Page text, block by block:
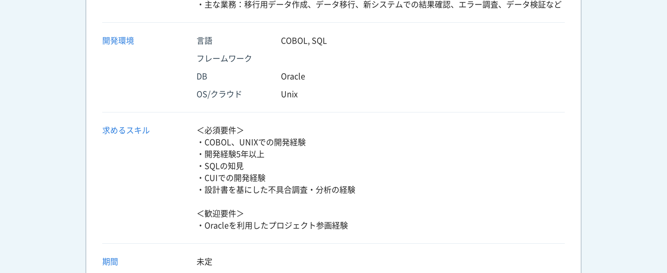
・主な業務：移行用データ作成、データ移行、新システムでの結果確認、エラー調査、データ検証など
開発環境 言語 COBOL, SQL
フレームワーク
DB Oracle
OS/クラウド Unix
求めるスキル
＜必須要件＞
・COBOL、UNIXでの開発経験
・開発経験5年以上
・SQLの知見
・CUIでの開発経験
・設計書を基にした不具合調査・分析の経験
＜歓迎要件＞
・Oracleを利用したプロジェクト参画経験
期間 未定